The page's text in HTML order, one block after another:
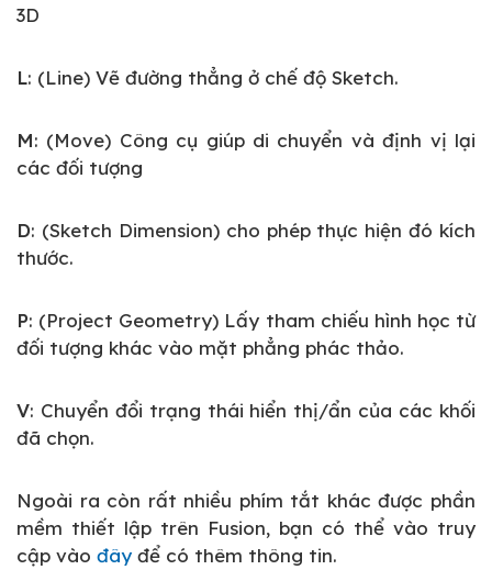
3D
L: (Line) Vẽ đường thẳng ở chế độ Sketch.
M: (Move) Công cụ giúp di chuyển và định vị lại
các đối tượng
D: (Sketch Dimension) cho phép thực hiện đó kích
thước.
P: (Project Geometry) Lấy tham chiếu hình học từ
đối tượng khác vào mặt phẳng phác thảo.
V: Chuyển đổi trạng thái hiển thị/ẩn của các khối
đã chọn.
Ngoài ra còn rất nhiều phím tắt khác được phần
mềm thiết lập trên Fusion, bạn có thể vào truy
cập vào đây để có thêm thông tin.